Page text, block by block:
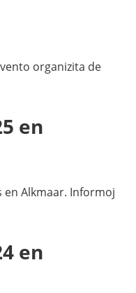
organizita de
en
en Alkmaar. Informoj
en